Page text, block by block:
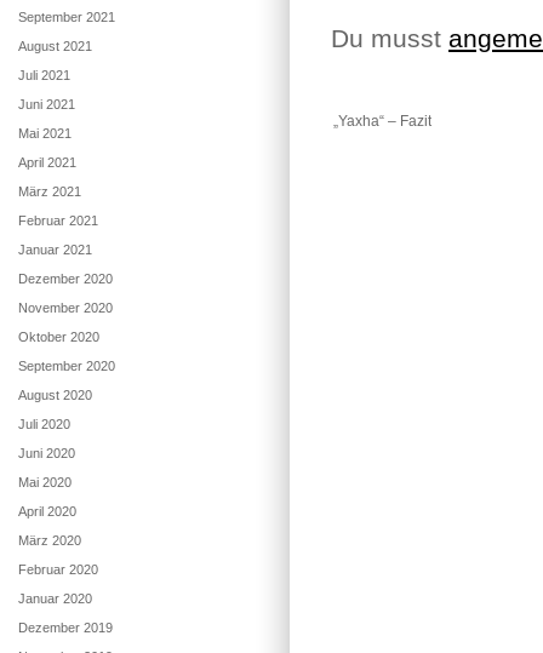
Du musst
„Yaxha“ – Fazit
September 2021
August 2021
Juli 2021
Juni 2021
Mai 2021
April 2021
März 2021
Februar 2021
Januar 2021
Dezember 2020
November 2020
Oktober 2020
September 2020
August 2020
Juli 2020
Juni 2020
Mai 2020
April 2020
März 2020
Februar 2020
Januar 2020
Dezember 2019